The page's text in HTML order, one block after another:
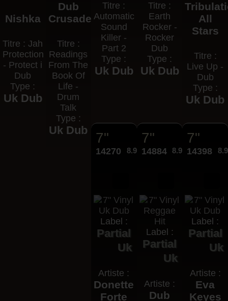
Nishka
Titre : Jah
Protection
- Protect i
Dub
Type :
Uk Dub
Dub
Crusaders
Titre :
Readings
From The
Book Of
Life -
Drum
Talk
Type :
Uk Dub
Titre :
Automatic
Sound
Killer -
Part 2
Type :
Uk Dub
Titre :
Earth
Rocker -
Rocker
Dub
Type :
Uk Dub
All
Stars
Titre :
Live Up -
Dub
Type :
Uk Dub
7"
14270 8.95€
Label :
Partial
Uk
Artiste :
Donette
Forte
7"
14884 8.95€
Label :
Partial
Uk
Artiste :
Dub
7"
14398
Label :
Partial
Uk
Artiste :
Eva
Keyes